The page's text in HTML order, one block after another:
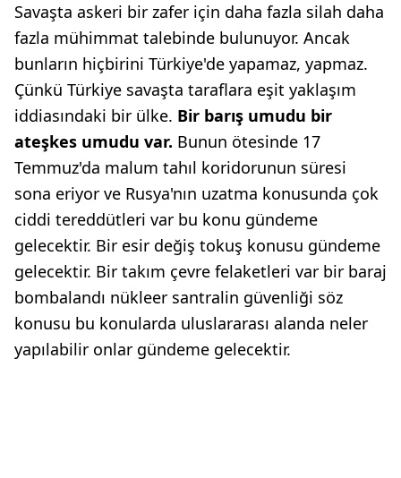
Savaşta askeri bir zafer için daha fazla silah daha
fazla mühimmat talebinde bulunuyor. Ancak
bunların hiçbirini Türkiye'de yapamaz, yapmaz.
Çünkü Türkiye savaşta taraflara eşit yaklaşım
iddiasındaki bir ülke. Bir barış umudu bir
ateşkes umudu var. Bunun ötesinde 17
Temmuz'da malum tahıl koridorunun süresi
sona eriyor ve Rusya'nın uzatma konusunda çok
ciddi tereddütleri var bu konu gündeme
gelecektir. Bir esir değiş tokuş konusu gündeme
gelecektir. Bir takım çevre felaketleri var bir baraj
bombalandı nükleer santralin güvenliği söz
konusu bu konularda uluslararası alanda neler
yapılabilir onlar gündeme gelecektir.